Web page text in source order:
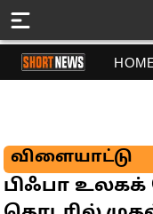
விளையாட்டு
பிஃபா